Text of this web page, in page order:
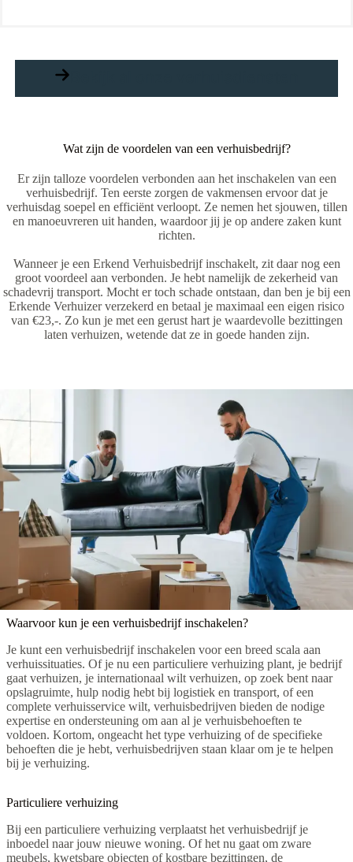
Wat zijn de voordelen van een verhuisbedrijf?
Er zijn talloze voordelen verbonden aan het inschakelen van een
verhuisbedrijf. Ten eerste zorgen de vakmensen ervoor dat je
verhuisdag soepel en efficiënt verloopt. Ze nemen het sjouwen, tillen
en manoeuvreren uit handen, waardoor jij je op andere zaken kunt
richten.
Wanneer je een Erkend Verhuisbedrijf inschakelt, zit daar nog een
groot voordeel aan verbonden. Je hebt namelijk de zekerheid van
schadevrij transport. Mocht er toch schade ontstaan, dan ben je bij een
Erkende Verhuizer verzekerd en betaal je maximaal een eigen risico
van €23,-. Zo kun je met een gerust hart je waardevolle bezittingen
laten verhuizen, wetende dat ze in goede handen zijn.
Waarvoor kun je een verhuisbedrijf inschakelen?
Je kunt een verhuisbedrijf inschakelen voor een breed scala aan
verhuissituaties. Of je nu een particuliere verhuizing plant, je bedrijf
gaat verhuizen, je internationaal wilt verhuizen, op zoek bent naar
opslagruimte, hulp nodig hebt bij logistiek en transport, of een
complete verhuisservice wilt, verhuisbedrijven bieden de nodige
expertise en ondersteuning om aan al je verhuisbehoeften te
voldoen. Kortom, ongeacht het type verhuizing of de specifieke
behoeften die je hebt, verhuisbedrijven staan klaar om je te helpen
bij je verhuizing.
Particuliere verhuizing
Bij een particuliere verhuizing verplaatst het verhuisbedrijf je
inboedel naar jouw nieuwe woning. Of het nu gaat om zware
meubels, kwetsbare objecten of kostbare bezittingen, de